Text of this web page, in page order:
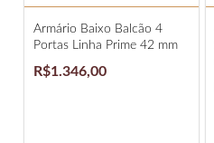
Armário Baixo Balcão 4
Portas Linha Prime 42 mm
R$1.346,00